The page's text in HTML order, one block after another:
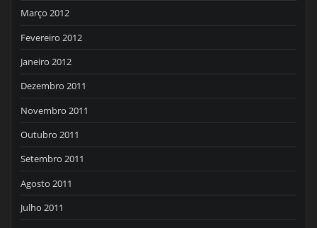
Março 2012
Fevereiro 2012
Janeiro 2012
Dezembro 2011
Novembro 2011
Outubro 2011
Setembro 2011
Agosto 2011
Julho 2011